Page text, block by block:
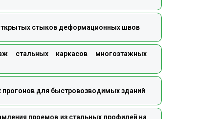
стыков деформационных швов
каркасов многоэтажных
для быстровозводимых зданий
проемов из стальных профилей на